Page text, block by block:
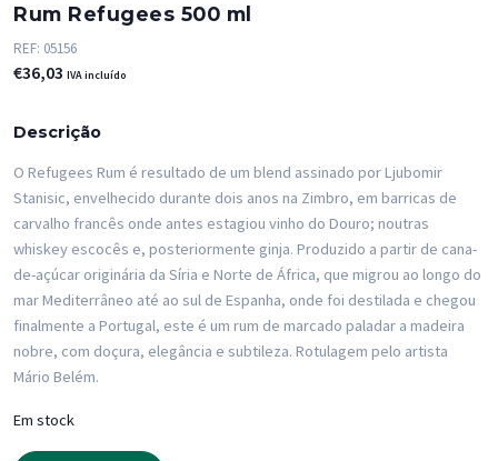
Rum Refugees 500 ml
REF: 05156
€36,03 IVA incluído
Descrição
O Refugees Rum é resultado de um blend assinado por Ljubomir
Stanisic, envelhecido durante dois anos na Zimbro, em barricas de
carvalho francês onde antes estagiou vinho do Douro; noutras
whiskey escocês e, posteriormente ginja. Produzido a partir de cana-
de-açúcar originária da Síria e Norte de África, que migrou ao longo do
mar Mediterrâneo até ao sul de Espanha, onde foi destilada e chegou
finalmente a Portugal, este é um rum de marcado paladar a madeira
nobre, com doçura, elegância e subtileza. Rotulagem pelo artista
Mário Belém.
Em stock